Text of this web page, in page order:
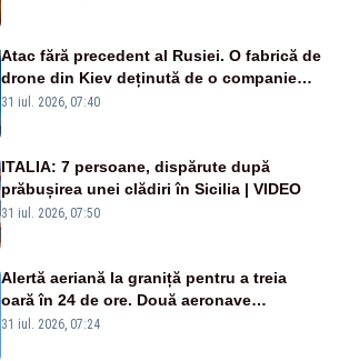
Atac fără precedent al Rusiei. O fabrică de
drone din Kiev deținută de o companie
americană, distrusă de o rachetă
31 iul. 2026, 07:40
ITALIA: 7 persoane, dispărute după
prăbușirea unei clădiri în Sicilia | VIDEO
31 iul. 2026, 07:50
Alertă aeriană la graniță pentru a treia
oară în 24 de ore. Două aeronave
Eurofighter britanice au fost ridicate de la
31 iul. 2026, 07:24